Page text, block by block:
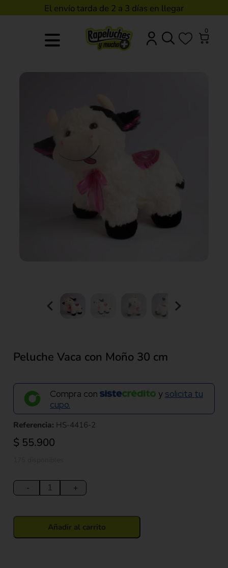
El envío tarda de 2 a 3 días en llegar
0
Peluche Vaca con Moño 30 cm
Compra con y solicita tu
cupo.
Referencia: HS-4416-2
$ 55.900
-
Vaca
con
cm
+
Añadir al carrito